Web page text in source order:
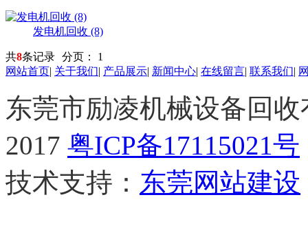
发电机回收 (8)
共8条记录 分页：
1
网站首页| 关于我们| 产品展示| 新闻中心| 在线留言| 联系我们|
东莞市励凌机械设备回
2017 粤ICP备17115021号
技术支持： 东莞网站建设